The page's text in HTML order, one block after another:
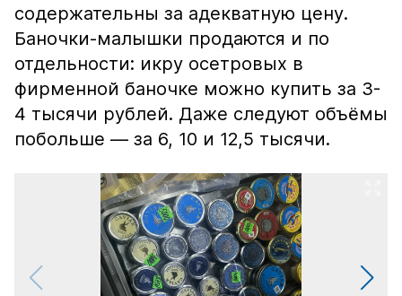
содержательны за адекватную цену.
Баночки-малышки продаются и по
отдельности: икру осетровых в
фирменной баночке можно купить за 3-
4 тысячи рублей. Даже следуют объёмы
побольше — за 6, 10 и 12,5 тысячи.